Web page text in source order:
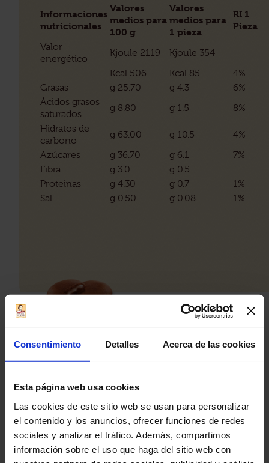
Consentimiento Detalles Acerca de las cookies
Esta página web usa cookies
Las cookies de este sitio web se usan para personalizar
el contenido y los anuncios, ofrecer funciones de redes
sociales y analizar el tráfico. Además, compartimos
información sobre el uso que haga del sitio web con
Informaciones
nutricionales
Valores
medios para
100 g
Valores
medios para
1 pieza
RI 1
Pieza
Valor
energético
Kjoule 2119
Kjoule 354
Kcal 506
Kcal 85
4%
Grasas
g 25.70 g 4.3
6%
Ácidos grasos
saturados
g 8.80 g 1.5
8%
Hidratos de
carbono
g 63.00 g 10.5
4%
Azúcares
g 36.70 g 6.1
7%
Fibra
g 3.0
g 0.5
Proteinas
g 4.30 g 0.7
1%
Sal
g 0.50 g 0.08 1%
Otros productos